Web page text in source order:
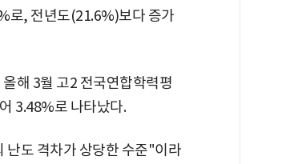
로, 전년도(21.6%)보다 증가
해 3월 고2 전국연합학력평
3.48%로 나타났다.
난도 격차가 상당한 수준"이라